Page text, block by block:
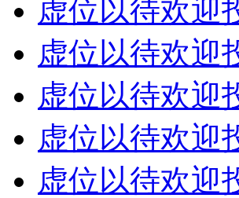
虚位以待欢迎
虚位以待欢迎
虚位以待欢迎
虚位以待欢迎
虚位以待欢迎